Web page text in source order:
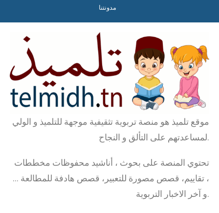
مدونتنا
موقع تلميذ هو منصة تربوية تثقيفية موجهة للتلميذ و الولي
لمساعدتهم على التألق و النجاح.
تحتوي المنصة على بحوث ، أناشيد محفوظات مخططات
، تقاييم، قصص مصورة للتعبير، قصص هادفة للمطالعة …
و آخر الاخبار التربوية.